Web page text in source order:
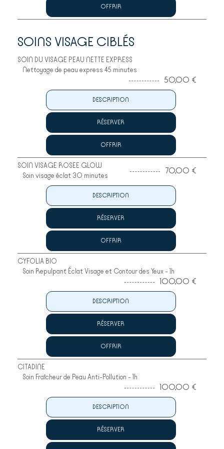
OFFRIR
SOINS VISAGE CIBLÉS
SOIN DU VISAGE PEAU NETTE EXPRESS
Nettoyage de peau express 45 minutes
50,00 €
DESCRIPTION
RÉSERVER
OFFRIR
SOIN VISAGE ROSEE GLOW
Soin visage éclat 30 minutes
70,00 €
DESCRIPTION
RÉSERVER
OFFRIR
CYFOLIA BIO
Soin Repulpant Éclat Visage et Contour des Yeux - 1h
100,00 €
DESCRIPTION
RÉSERVER
OFFRIR
CITADINE
Soin Fraîcheur de Peau Anti-Pollution - 1h
100,00 €
DESCRIPTION
RÉSERVER